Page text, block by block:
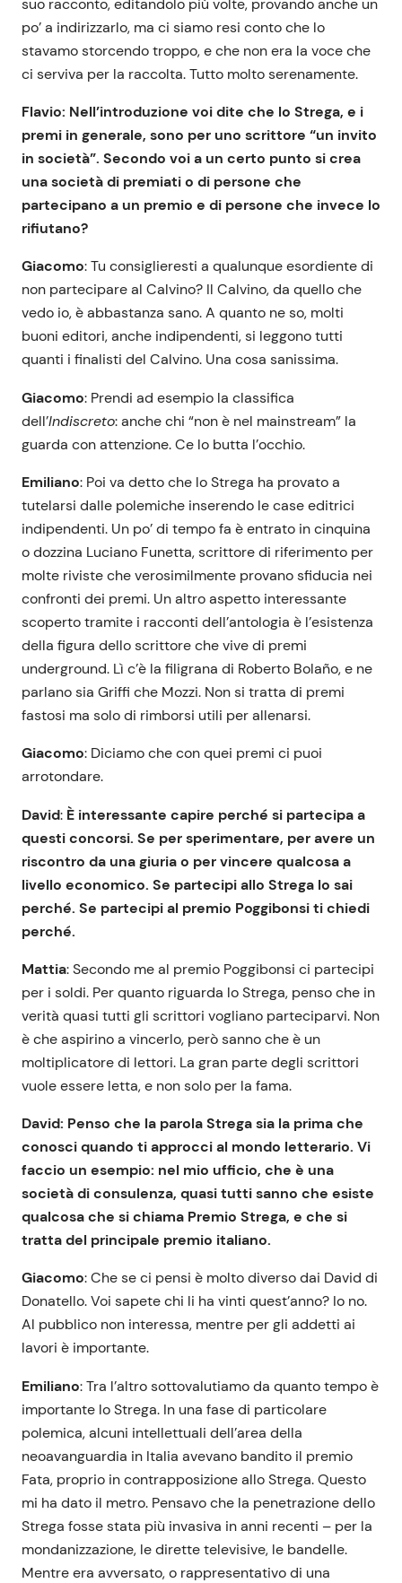
suo racconto, editandolo più volte, provando anche un
po’ a indirizzarlo, ma ci siamo resi conto che lo
stavamo storcendo troppo, e che non era la voce che
ci serviva per la raccolta. Tutto molto serenamente.
Flavio: Nell’introduzione voi dite che lo Strega, e i
premi in generale, sono per uno scrittore “un invito
in società”. Secondo voi a un certo punto si crea
una società di premiati o di persone che
partecipano a un premio e di persone che invece lo
rifiutano?
Giacomo: Tu consiglieresti a qualunque esordiente di
non partecipare al Calvino? Il Calvino, da quello che
vedo io, è abbastanza sano. A quanto ne so, molti
buoni editori, anche indipendenti, si leggono tutti
quanti i finalisti del Calvino. Una cosa sanissima.
Giacomo: Prendi ad esempio la classifica
dell’Indiscreto: anche chi “non è nel mainstream” la
guarda con attenzione. Ce lo butta l’occhio.
Emiliano: Poi va detto che lo Strega ha provato a
tutelarsi dalle polemiche inserendo le case editrici
indipendenti. Un po’ di tempo fa è entrato in cinquina
o dozzina Luciano Funetta, scrittore di riferimento per
molte riviste che verosimilmente provano sfiducia nei
confronti dei premi. Un altro aspetto interessante
scoperto tramite i racconti dell’antologia è l’esistenza
della figura dello scrittore che vive di premi
underground. Lì c’è la filigrana di Roberto Bolaño, e ne
parlano sia Griffi che Mozzi. Non si tratta di premi
fastosi ma solo di rimborsi utili per allenarsi.
Giacomo: Diciamo che con quei premi ci puoi
arrotondare.
David: È interessante capire perché si partecipa a
questi concorsi. Se per sperimentare, per avere un
riscontro da una giuria o per vincere qualcosa a
livello economico. Se partecipi allo Strega lo sai
perché. Se partecipi al premio Poggibonsi ti chiedi
perché.
Mattia: Secondo me al premio Poggibonsi ci partecipi
per i soldi. Per quanto riguarda lo Strega, penso che in
verità quasi tutti gli scrittori vogliano parteciparvi. Non
è che aspirino a vincerlo, però sanno che è un
moltiplicatore di lettori. La gran parte degli scrittori
vuole essere letta, e non solo per la fama.
David: Penso che la parola Strega sia la prima che
conosci quando ti approcci al mondo letterario. Vi
faccio un esempio: nel mio ufficio, che è una
società di consulenza, quasi tutti sanno che esiste
qualcosa che si chiama Premio Strega, e che si
tratta del principale premio italiano.
Giacomo: Che se ci pensi è molto diverso dai David di
Donatello. Voi sapete chi li ha vinti quest’anno? Io no.
Al pubblico non interessa, mentre per gli addetti ai
lavori è importante.
Emiliano: Tra l’altro sottovalutiamo da quanto tempo è
importante lo Strega. In una fase di particolare
polemica, alcuni intellettuali dell’area della
neoavanguardia in Italia avevano bandito il premio
Fata, proprio in contrapposizione allo Strega. Questo
mi ha dato il metro. Pensavo che la penetrazione dello
Strega fosse stata più invasiva in anni recenti – per la
mondanizzazione, le dirette televisive, le bandelle.
Mentre era avversato, o rappresentativo di una